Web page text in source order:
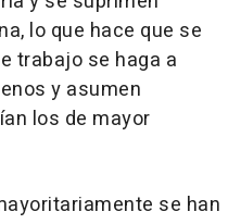
lo que hace que se
trabajo se haga a
y asumen
los de mayor
se han